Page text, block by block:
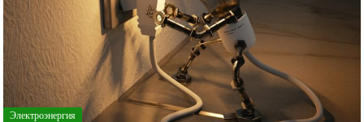
рекламные
ролики
и
презентации.
Электроэнергия